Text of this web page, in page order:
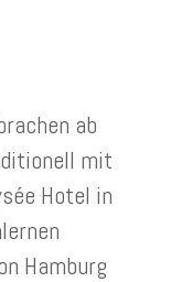
ab
mit
Hotel in
Hamburg